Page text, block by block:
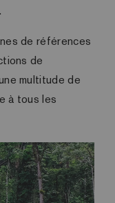
de références
de
multitude de
à tous les